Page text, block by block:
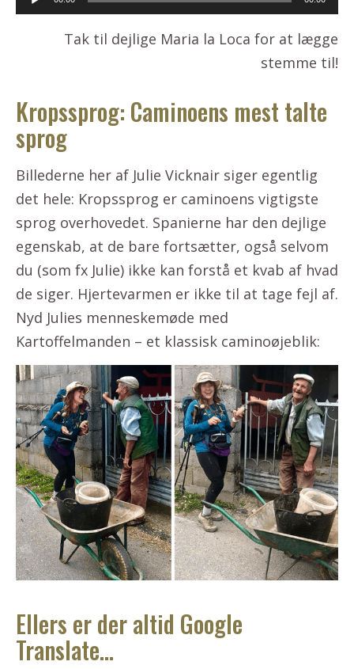
Tak til dejlige Maria la Loca for at lægge
stemme til!
Kropssprog: Caminoens mest talte
sprog
Billederne her af Julie Vicknair siger egentlig
det hele: Kropssprog er caminoens vigtigste
sprog overhovedet. Spanierne har den dejlige
egenskab, at de bare fortsætter, også selvom
du (som fx Julie) ikke kan forstå et kvab af hvad
de siger. Hjertevarmen er ikke til at tage fejl af.
Nyd Julies menneskemøde med
Kartoffelmanden – et klassisk caminoøjeblik:
Ellers er der altid Google
Translate…